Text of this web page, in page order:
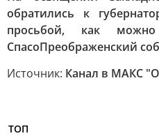
обратились к
просьбой, как можно
СпасоПреображенский
Источник: Канал в МАКС
ТОП